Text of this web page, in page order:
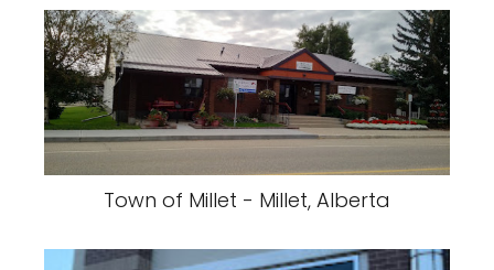
Town of Millet - Millet, Alberta